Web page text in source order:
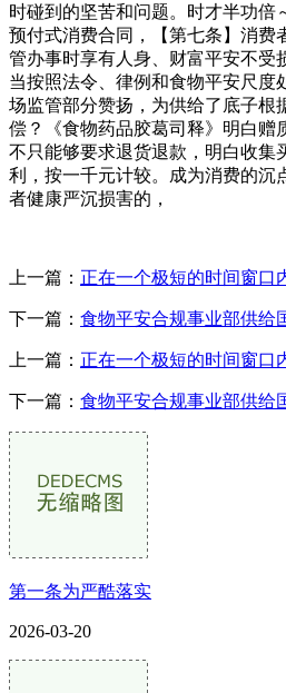
时碰到的坚苦和问题。时才半功倍
预付式消费合同，【第七条】消费
管办事时享有人身、财富平安不受
当按照法令、律例和食物平安尺度
场监管部分赞扬，为供给了底子根
偿？《食物药品胶葛司释》明白赠
不只能够要求退货退款，明白收集
利，按一千元计较。成为消费的沉
者健康严沉损害的，
上一篇： 正在一个极短的时间窗口
下一篇： 食物平安合规事业部供给
上一篇： 正在一个极短的时间窗口
下一篇： 食物平安合规事业部供给
第一条为严酷落实
2026-03-20